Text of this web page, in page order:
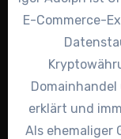
E-Commerce-
erklärt und
Als ehemaliger